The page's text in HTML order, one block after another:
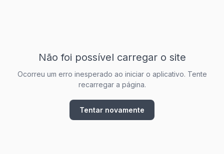
Não foi possível carregar o site
Ocorreu um erro inesperado ao iniciar o aplicativo. Tente
recarregar a página.
Tentar novamente